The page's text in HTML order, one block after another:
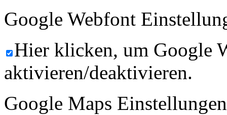
Google Webfont
Hier klicken, um Google
aktivieren/deaktivieren.
Google Maps